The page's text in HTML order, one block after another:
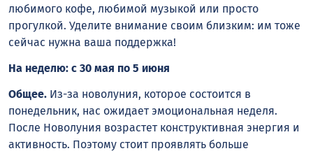
любимого кофе, любимой музыкой или просто
прогулкой. Уделите внимание своим близким: им тоже
сейчас нужна ваша поддержка!
На неделю: с 30 мая по 5 июня
Общее. Из-за новолуния, которое состоится в
понедельник, нас ожидает эмоциональная неделя.
После Новолуния возрастет конструктивная энергия и
активность. Поэтому стоит проявлять больше